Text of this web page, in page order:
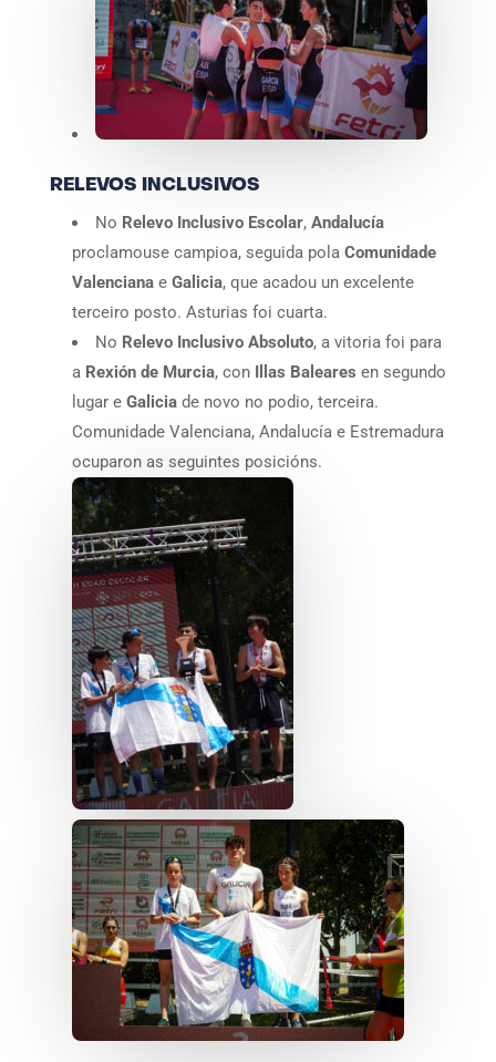
RELEVOS INCLUSIVOS
No Relevo Inclusivo Escolar, Andalucía
proclamouse campioa, seguida pola Comunidade
Valencianae Galicia, que acadou un excelente
terceiro posto. Asturias foi cuarta.
No Relevo Inclusivo Absoluto, a vitoria foi para
a Rexión de Murcia, con Illas Baleares en segundo
lugar e Galiciade novo no podio, terceira.
Comunidade Valenciana, Andalucía e Estremadura
ocuparon as seguintes posicións.